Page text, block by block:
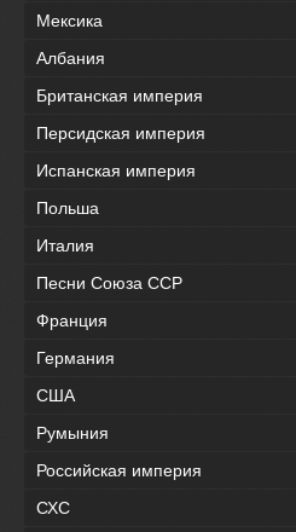
Мексика
Албания
Британская империя
Персидская империя
Испанская империя
Польша
Италия
Песни Союза ССР
Франция
Германия
США
Румыния
Российская империя
СХС